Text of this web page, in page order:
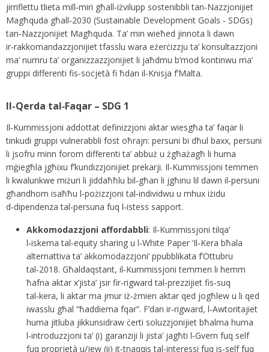
jirriflettu tlieta mill‑miri għall‑iżvilupp sostenibbli tan‑Nazzjonijiet
Magħquda għall‑2030 (Sustainable Development Goals ‑ SDGs)
tan‑Nazzjonijiet Magħquda. Ta’ min wieħed jinnota li dawn
ir‑rakkomandazzjonijiet tfasslu wara eżerċizzju ta’ konsultazzjoni
ma’ numru ta’ organizzazzjonijiet li jaħdmu b’mod kontinwu ma’
gruppi differenti fis‑soċjetà fi ħdan il‑Knisja f’Malta.
Il-Qerda tal‑Faqar – SDG 1
Il‑Kummissjoni addottat definizzjoni aktar wiesgħa ta’ faqar li
tinkudi gruppi vulnerabbli fost oħrajn: persuni bi dħul baxx, persuni
li jsofru minn forom differenti ta’ abbuż u żgħażagħ li huma
mġiegħla jgħixu f’kundizzjonijiet prekarji. Il‑Kummissjoni temmen
li kwalunkwe miżuri li jiddaħħlu bil‑għan li jgħinu lil dawn il‑persuni
għandhom isaħħu l‑pożizzjoni tal‑individwu u mhux iżidu
d‑dipendenza tal‑persuna fuq l‑istess sapport.
Akkomodazzjoni affordabbli: Il‑Kummissjoni tilqa’
l‑iskema tal‑equity sharing u l‑White Paper ‘Il‑Kera bħala
alternattiva ta’ akkomodazzjoni’ ppubblikata f’Ottubru
tal‑2018. Għaldaqstant, il‑Kummissjoni temmen li hemm
ħafna aktar x’jista’ jsir fir‑rigward tal‑prezzijiet fis‑suq
tal‑kera, li aktar ma jmur iż‑żmien aktar qed jogħlew u li qed
iwasslu għal “ħaddiema fqar”. F’dan ir‑rigward, l‑Awtoritajiet
huma jitluba jikkunsidraw ċerti soluzzjonijiet bħalma huma
l‑introduzzjoni ta’ (i) garanziji li jista’ jagħti l‑Gvern fuq self
fuq proprjetà u/jew (ii) it‑tnaqqis tal‑interessi fuq is‑self fuq